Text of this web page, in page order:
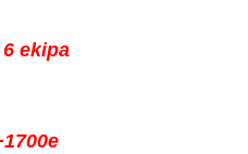
ekipa